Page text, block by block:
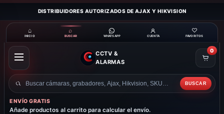
DISTRIBUIDORES AUTORIZADOS DE AJAX Y HIKVISION
⌂
INICIO
⌕
BUSCAR WHATSAPP CUENTA
♡
FAVORITOS
ABRIR
MENÚ
CCTV &
ALARMAS
Buscar
productos
BUSCAR
0
ENVÍO GRATIS
Añade productos al carrito para calcular el envío.